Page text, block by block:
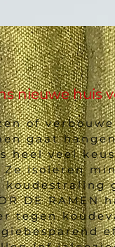
of
gaat
heel veel
isoleren
koudestraling
DE
tegen
nieuwe huis